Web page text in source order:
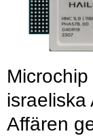
israeliska
Affären